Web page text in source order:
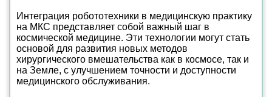
Интеграция робототехники в медицинскую практику
на МКС представляет собой важный шаг в
космической медицине. Эти технологии могут стать
основой для развития новых методов
хирургического вмешательства как в космосе, так и
на Земле, с улучшением точности и доступности
медицинского обслуживания.